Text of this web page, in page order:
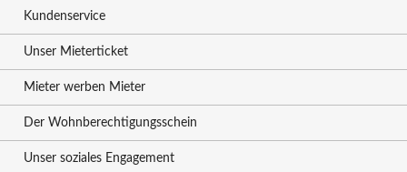
Kundenservice
Unser Mieterticket
Mieter werben Mieter
Der Wohnberechtigungsschein
Unser soziales Engagement